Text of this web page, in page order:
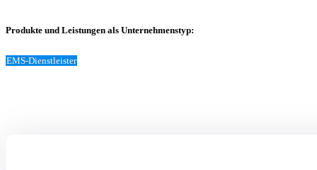
Produkte und Leistungen als Unternehmenstyp:
EMS-Dienstleister